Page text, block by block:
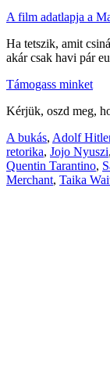
A film adatlapja a
Ha tetszik, amit
akár csak havi pár
Támogass minket
Kérjük, oszd meg,
A bukás, Adolf
retorika, Jojo Nyuszi,
Quentin Tarantino,
Merchant, Taika